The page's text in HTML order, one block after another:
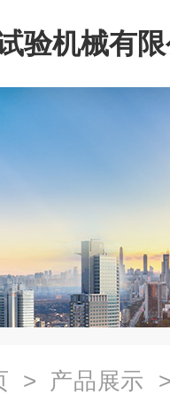
验机械有
> 产品展示